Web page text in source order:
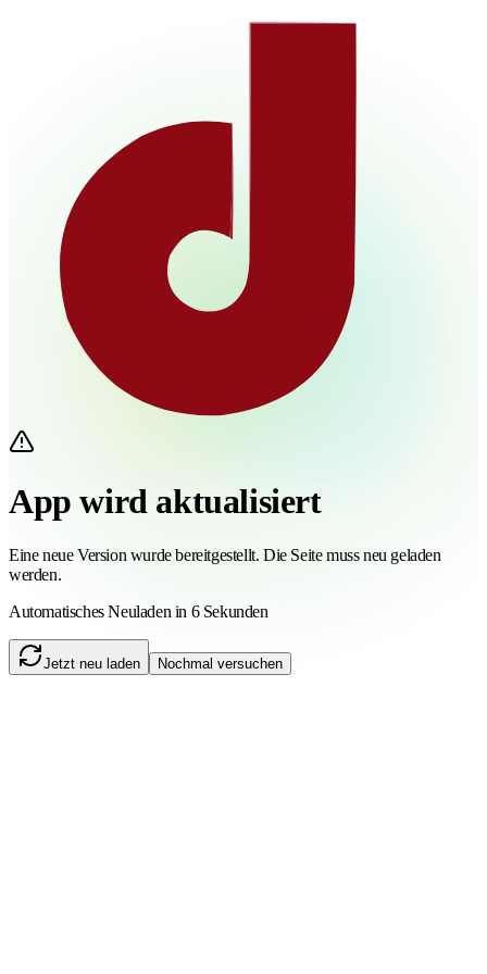
App wird aktualisiert
Eine neue Version wurde bereitgestellt. Die Seite muss neu geladen
werden.
Automatisches Neuladen in 6 Sekunden
Jetzt neu laden Nochmal versuchen